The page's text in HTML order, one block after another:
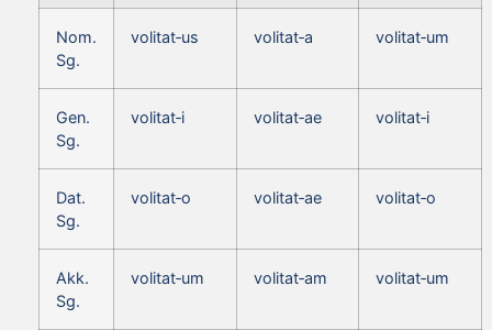
Nom.
Sg.
volitat‑us volitat‑a volitat‑um
Gen.
Sg.
volitat‑i volitat‑ae volitat‑i
Dat.
Sg.
volitat‑o volitat‑ae volitat‑o
Akk.
Sg.
volitat‑um volitat‑am volitat‑um